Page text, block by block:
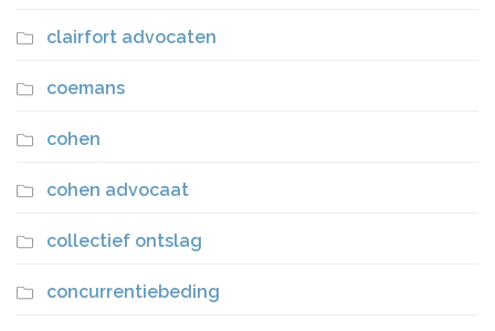
clairfort advocaten
coemans
cohen
cohen advocaat
collectief ontslag
concurrentiebeding